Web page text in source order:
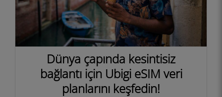
Dünya çapında kesintisiz
bağlantı için Ubigi eSIM veri
planlarını keşfedin!